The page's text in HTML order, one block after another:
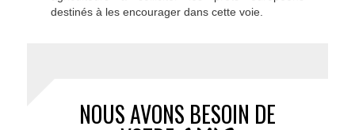
destinés à les encourager dans cette voie.
NOUS AVONS BESOIN DE